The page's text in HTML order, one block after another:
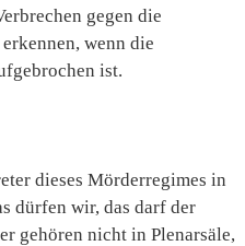
gegen die
wenn die
ist.
dieses Mörderregimes in
dürfen wir, das darf der
gehören nicht in Plenarsäle,